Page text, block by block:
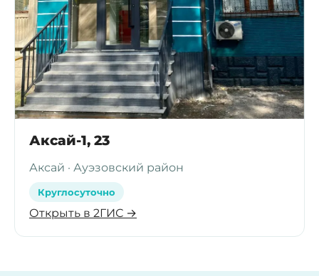
Аксай-1, 23
Аксай · Ауэзовский район
Круглосуточно
Открыть в 2ГИС →